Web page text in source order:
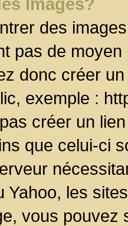
des
pas de
donc créer
exemple :
créer un
que celui-ci
Yahoo, les
vous pouvez